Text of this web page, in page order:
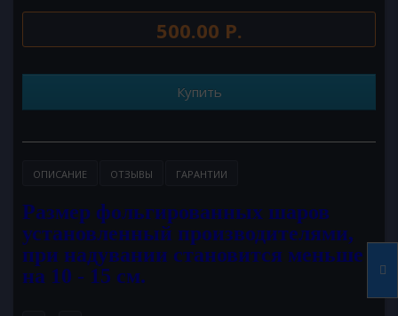
500.00 Р.
Купить
ОПИСАНИЕ ОТЗЫВЫ ГАРАНТИИ
Размер фольгированных шаров
установленный производителями,
при надувании становится меньше
на 10 - 15 см.